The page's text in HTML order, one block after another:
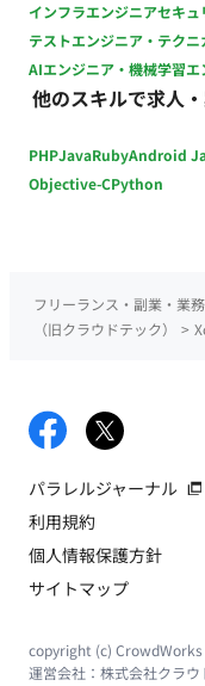
インフラエンジニアセキュ
テストエンジニア・テクニ
AIエンジニア・機械学習エ
他のスキルで求人
PHPJavaRubyAndroid
Objective-CPython
フリーランス・副業・業
（旧クラウドテック）
>
パラレルジャーナル
利用規約
個人情報保護方針
サイトマップ
copyright (c)
運営会社： 株式会社クラウ